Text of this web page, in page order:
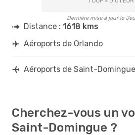
Dernière mise à jour le
Distance : 1618 kms
Aéroports de Orlando
Aéroports de Saint-Domingue
Cherchez-vous un
Saint-Domingue ?